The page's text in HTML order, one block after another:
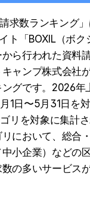
求数ランキング」
ト「BOXIL（ボク
ら行われた資料
ャンプ株式会社
グです。2026年
1日〜5月31日を
リを対象に集計
において、総合
小企業）などの
の多いサービス